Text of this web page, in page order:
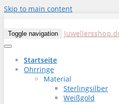
Skip to main content
Toggle navigation
Startseite
Ohrringe
Material
Sterlingsilber
Weißgold